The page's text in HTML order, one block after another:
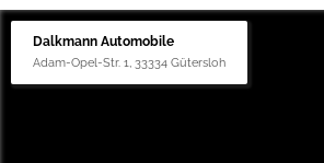
Dalkmann Automobile
Adam-Opel-Str. 1, 33334 Gütersloh